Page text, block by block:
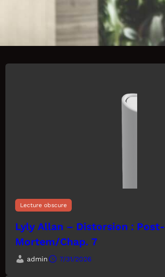
Lecture obscure
Lyly Allan – Distorsion : Post-
Mortem/Chap. 7
admin 7/31/2026